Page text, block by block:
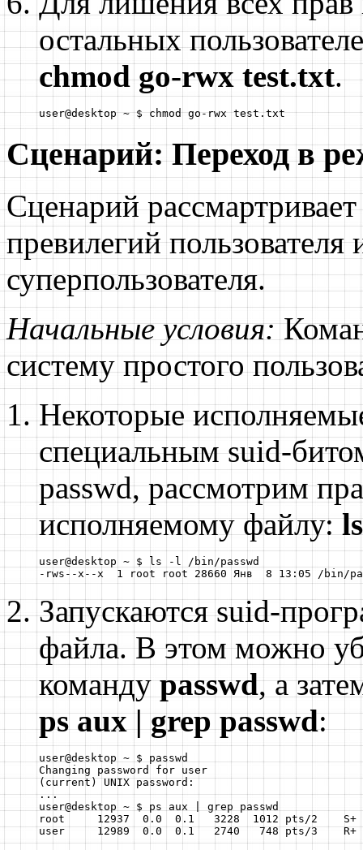
остальных
chmod go-rwx test.txt.
user@desktop ~ $ chmod go-rwx test.txt
Сценарий: Переход в
Сценарий
превилегий
суперпользователя.
Начальные условия:
систему простого
Некоторые
специальным suid-
passwd, рассмотрим
исполняемому файлу:
user@desktop ~ $ ls -l /bin/passwd
-rws--x--x  1 root root 28660 Янв  8 13:05 /bin/
Запускаются suid-
файла. В этом можно
командуpasswd, а
ps aux | grep passwd:
user@desktop ~ $ passwd
Changing password for user
(current) UNIX password:
...
user@desktop ~ $ ps aux | grep passwd
root     12937  0.0  0.1   3228  1012 pts/2    S+
user     12989  0.0  0.1   2740   748 pts/3    R+